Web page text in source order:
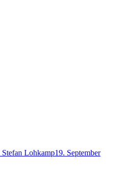
Stefan Lohkamp19. September